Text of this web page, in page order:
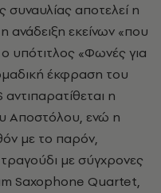
αποτελεί η
ανάδειξη εκείνων «που
υπότιτλος «Φωνές για
έκφραση του
η
Αποστόλου, ενώ η
με το παρόν,
με σύγχρονες
Saxophone Quartet,